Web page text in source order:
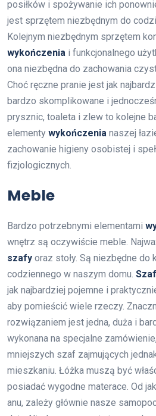
posiłków i spożywanie ich
jest sprzętem niezbędnym do
Kolejnym niezbędnym sprzętem
wykończenia i funkcjonalnego
ona niezbędna do zachowania
Choć ręczne pranie jest jak
bardzo skomplikowane i
prysznic, toaleta i zlew to kolejne
elementy wykończenia naszej
zachowanie higieny osobistej i
fizjologicznych.
Meble
Bardzo potrzebnymi elementami
wnętrz są oczywiście meble.
szafy oraz stoły. Są niezbędne
codziennego w naszym domu.
jak najbardziej pojemne i
aby pomieścić wiele rzeczy.
rozwiązaniem jest jedna, duża i
wykonana na specjalne
mniejszych szaf zajmujących
mieszkaniu. Łóżka muszą być
posiadać wygodne materace. Od
anu, zależy głównie nasze